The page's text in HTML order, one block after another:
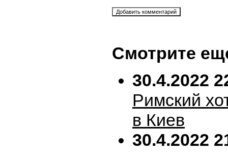
Смотрите
30.4.2022
Римский
в Киев
30.4.2022